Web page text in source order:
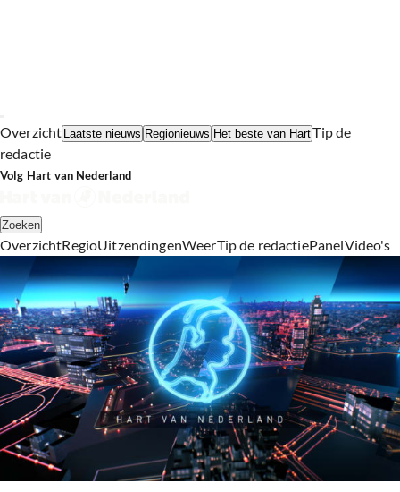
Overzicht Laatste nieuws Regionieuws Het beste van HartTip de
redactie
Volg Hart van Nederland
Zoeken
OverzichtRegioUitzendingenWeerTip de redactiePanelVideo's